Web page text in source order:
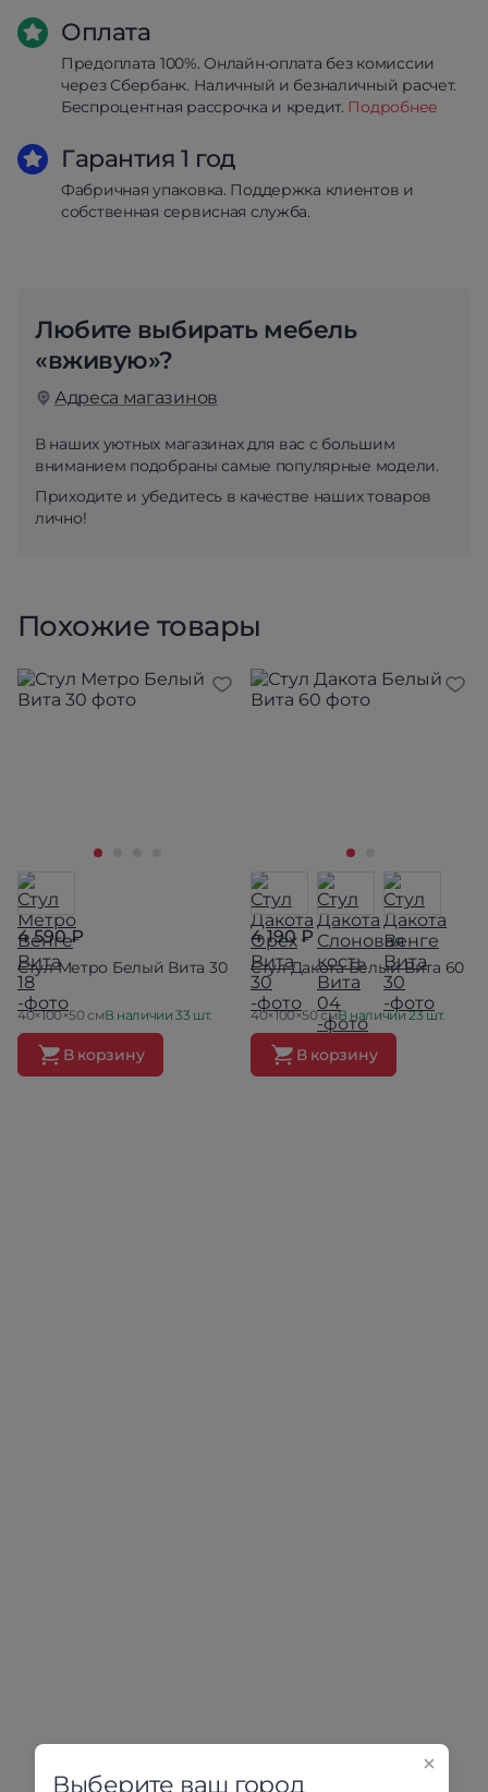
Оплата
Предоплата 100%. Онлайн-оплата без комиссии
через Сбербанк. Наличный и безналичный расчет.
Беспроцентная рассрочка и кредит. Подробнее
Гарантия 1 год
Фабричная упаковка. Поддержка клиентов и
собственная сервисная служба.
Любите выбирать мебель
«вживую»?
Адреса магазинов
В наших уютных магазинах для вас с большим
вниманием подобраны самые популярные модели.
Приходите и убедитесь в качестве наших товаров
лично!
Похожие товары
4 590 ₽
Стул Метро Белый Вита 30
40×100×50 смВ наличии 33 шт.
В корзину
4 190 ₽
Стул Дакота Белый Вита 60
40×100×50 смВ наличии 23 шт.
В корзину
Выберите ваш город